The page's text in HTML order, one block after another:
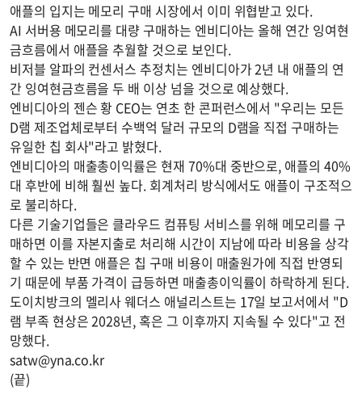
애플의 입지는 메모리 구매 시장에서 이미 위협받고 있다.
AI 서버용 메모리를 대량 구매하는 엔비디아는 올해 연간 잉여현
금흐름에서 애플을 추월할 것으로 보인다.
비저블 알파의 컨센서스 추정치는 엔비디아가 2년 내 애플의 연
간 잉여현금흐름을 두 배 이상 넘을 것으로 예상했다.
엔비디아의 젠슨 황 CEO는 연초 한 콘퍼런스에서 "우리는 모든
D램 제조업체로부터 수백억 달러 규모의 D램을 직접 구매하는
유일한 칩 회사"라고 밝혔다.
엔비디아의 매출총이익률은 현재 70%대 중반으로, 애플의 40%
대 후반에 비해 훨씬 높다. 회계처리 방식에서도 애플이 구조적으
로 불리하다.
다른 기술기업들은 클라우드 컴퓨팅 서비스를 위해 메모리를 구
매하면 이를 자본지출로 처리해 시간이 지남에 따라 비용을 상각
할 수 있는 반면 애플은 칩 구매 비용이 매출원가에 직접 반영되
기 때문에 부품 가격이 급등하면 매출총이익률이 하락하게 된다.
도이치방크의 멜리사 웨더스 애널리스트는 17일 보고서에서 "D
램 부족 현상은 2028년, 혹은 그 이후까지 지속될 수 있다"고 전
망했다.
satw@yna.co.kr
(끝)